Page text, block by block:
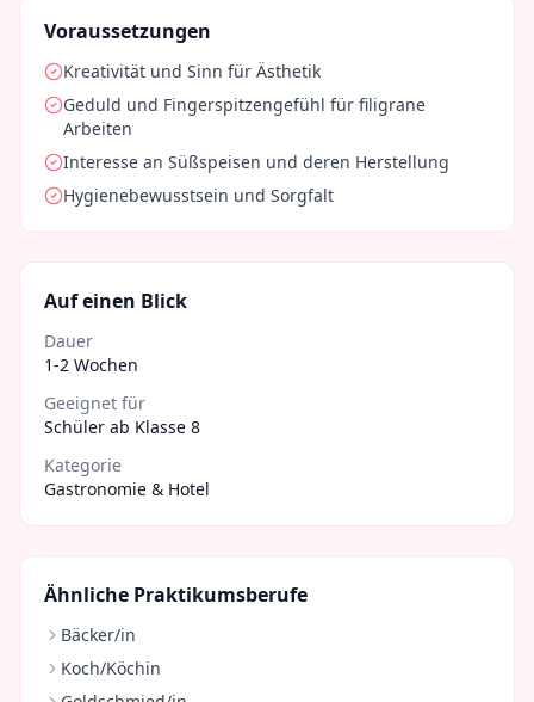
Voraussetzungen
Kreativität und Sinn für Ästhetik
Geduld und Fingerspitzengefühl für filigrane
Arbeiten
Interesse an Süßspeisen und deren Herstellung
Hygienebewusstsein und Sorgfalt
Auf einen Blick
Dauer
1-2 Wochen
Geeignet für
Schüler ab Klasse 8
Kategorie
Gastronomie & Hotel
Ähnliche Praktikumsberufe
Bäcker/in
Koch/Köchin